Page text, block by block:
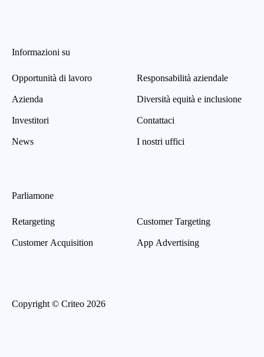
Informazioni su
Opportunità di lavoro
Azienda
Investitori
News
Responsabilità aziendale
Diversità equità e inclusione
Contattaci
I nostri uffici
Parliamone
Retargeting
Customer Acquisition
Customer Targeting
App Advertising
Copyright © Criteo 2026